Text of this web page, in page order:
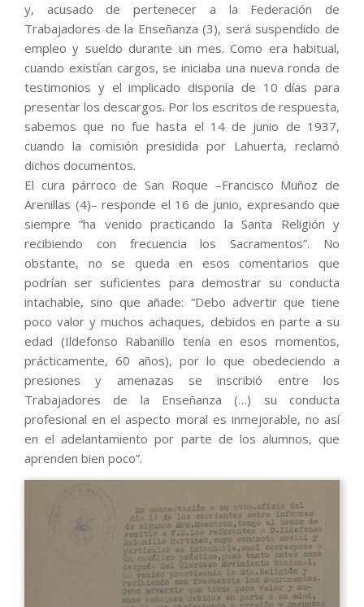
y, acusado de pertenecer a la Federación de
Trabajadores de la Enseñanza (3), será suspendido de
empleo y sueldo durante un mes. Como era habitual,
cuando existían cargos, se iniciaba una nueva ronda de
testimonios y el implicado disponía de 10 días para
presentar los descargos. Por los escritos de respuesta,
sabemos que no fue hasta el 14 de junio de 1937,
cuando la comisión presidida por Lahuerta, reclamó
dichos documentos.
El cura párroco de San Roque –Francisco Muñoz de
Arenillas (4)– responde el 16 de junio, expresando que
siempre “ha venido practicando la Santa Religión y
recibiendo con frecuencia los Sacramentos”. No
obstante, no se queda en esos comentarios que
podrían ser suficientes para demostrar su conducta
intachable, sino que añade: “Debo advertir que tiene
poco valor y muchos achaques, debidos en parte a su
edad (Ildefonso Rabanillo tenía en esos momentos,
prácticamente, 60 años), por lo que obedeciendo a
presiones y amenazas se inscribió entre los
Trabajadores de la Enseñanza (…) su conducta
profesional en el aspecto moral es inmejorable, no así
en el adelantamiento por parte de los alumnos, que
aprenden bien poco”.